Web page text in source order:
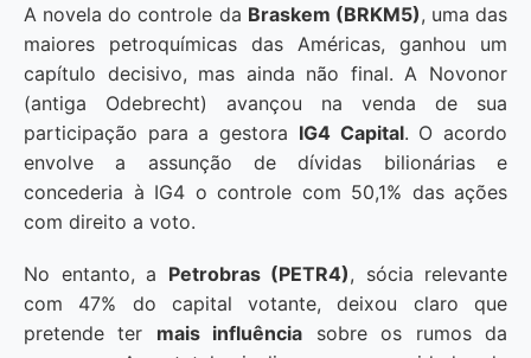
A novela do controle da Braskem (BRKM5), uma das
maiores petroquímicas das Américas, ganhou um
capítulo decisivo, mas ainda não final. A Novonor
(antiga Odebrecht) avançou na venda de sua
participação para a gestora IG4 Capital. O acordo
envolve a assunção de dívidas bilionárias e
concederia à IG4 o controle com 50,1% das ações
com direito a voto.
No entanto, a Petrobras (PETR4), sócia relevante
com 47% do capital votante, deixou claro que
pretende ter mais influência sobre os rumos da